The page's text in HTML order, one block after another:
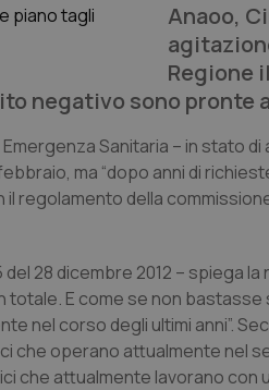
Anaoo,
Regione
negativo sono
Sanitaria – in stato
ma “dopo anni di
della commissione
del 28 dicembre 2012 – spiega
totale. E come se non
nel corso degli ultimi anni”.
che operano attualmente nel
che attualmente lavorano